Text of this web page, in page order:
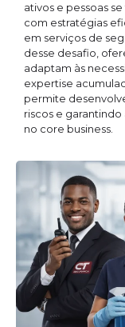
ativos e pessoas
com estratégias
em serviços de
desse desafio,
adaptam às
expertise
permite
riscos e
no core business.